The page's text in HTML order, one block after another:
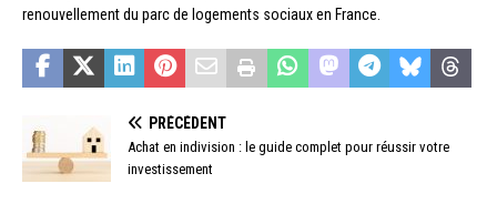
renouvellement du parc de logements sociaux en France.
PRÉCÉDENT
Achat en indivision : le guide complet pour réussir votre
investissement